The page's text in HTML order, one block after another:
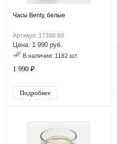
Часы Benty, белые
Артикул: 17398.60
Цена: 1 990 руб.
В наличии: 1182 шт.
1 990 ₽
Подробнее